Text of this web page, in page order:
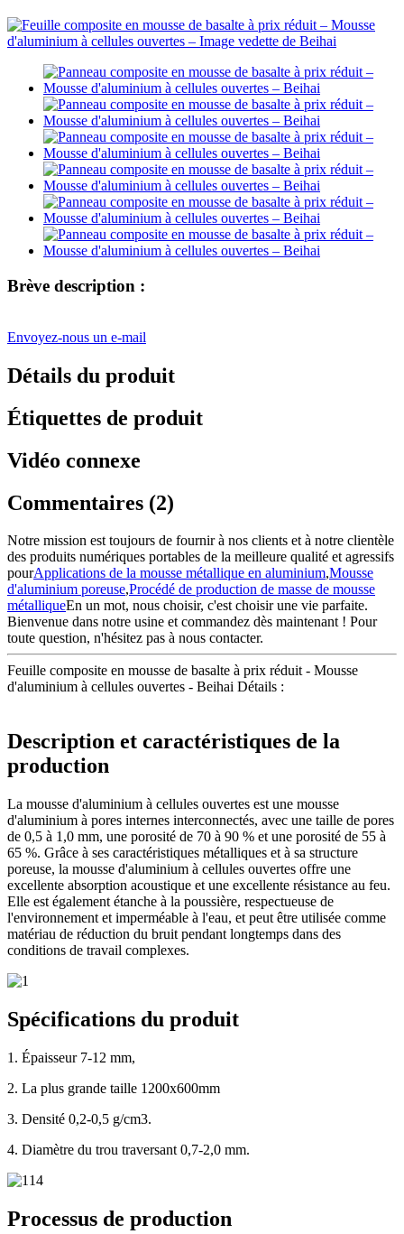
Brève description :
Envoyez-nous un e-mail
Détails du produit
Étiquettes de produit
Vidéo connexe
Commentaires (2)
Notre mission est toujours de fournir à nos clients et à notre clientèle
des produits numériques portables de la meilleure qualité et agressifs
pourApplications de la mousse métallique en aluminium,Mousse
d'aluminium poreuse,Procédé de production de masse de mousse
métalliqueEn un mot, nous choisir, c'est choisir une vie parfaite.
Bienvenue dans notre usine et commandez dès maintenant ! Pour
toute question, n'hésitez pas à nous contacter.
Feuille composite en mousse de basalte à prix réduit - Mousse
d'aluminium à cellules ouvertes - Beihai Détails :
Description et caractéristiques de la
production
La mousse d'aluminium à cellules ouvertes est une mousse
d'aluminium à pores internes interconnectés, avec une taille de pores
de 0,5 à 1,0 mm, une porosité de 70 à 90 % et une porosité de 55 à
65 %. Grâce à ses caractéristiques métalliques et à sa structure
poreuse, la mousse d'aluminium à cellules ouvertes offre une
excellente absorption acoustique et une excellente résistance au feu.
Elle est également étanche à la poussière, respectueuse de
l'environnement et imperméable à l'eau, et peut être utilisée comme
matériau de réduction du bruit pendant longtemps dans des
conditions de travail complexes.
Spécifications du produit
1. Épaisseur 7-12 mm,
2. La plus grande taille 1200x600mm
3. Densité 0,2-0,5 g/cm3.
4. Diamètre du trou traversant 0,7-2,0 mm.
Processus de production